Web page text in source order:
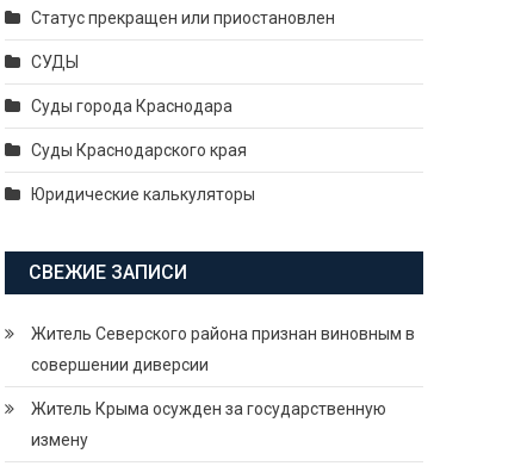
Статус прекращен или приостановлен
СУДЫ
Суды города Краснодара
Суды Краснодарского края
Юридические калькуляторы
СВЕЖИЕ ЗАПИСИ
Житель Северского района признан виновным в
совершении диверсии
Житель Крыма осужден за государственную
измену